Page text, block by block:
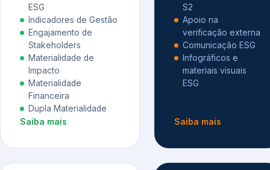
ESG
Indicadores de Gestão
Engajamento de
Stakeholders
Materialidade de
Impacto
Materialidade
Financeira
Dupla Materialidade
Saiba mais
S2
Apoio na
verificação externa
Comunicação ESG
Infográficos e
materiais visuais
ESG
Saiba mais